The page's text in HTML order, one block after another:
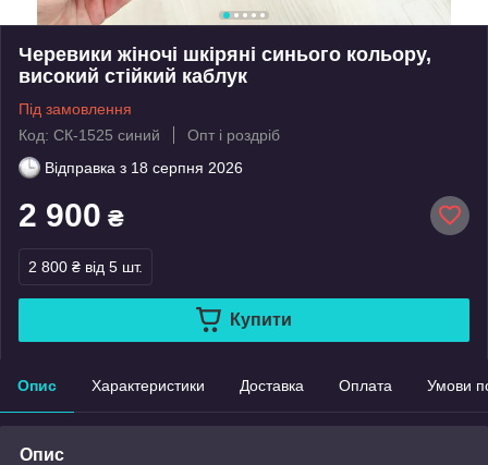
Черевики жіночі шкіряні синього кольору,
високий стійкий каблук
Під замовлення
Код: СК-1525 синий
Опт і роздріб
Відправка з 18 серпня 2026
2 900 ₴
2 800 ₴ від 5 шт.
Купити
Опис Характеристики Доставка Оплата Умови
Опис